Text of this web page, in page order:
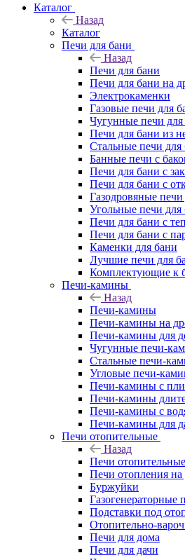
Каталог
Назад
Каталог
Печи для бани
Назад
Печи для бани
Печи для бани на
Электрокаменки
Газовые печи для
Чугунные печи для
Печи для бани из
Стальные печи для
Банные печи с
Печи для бани с
Печи для бани с
Газодровяные печи
Угольные печи для
Печи для бани с
Печи для бани с
Каменки для бани
Лучшие печи для
Комплектующие к
Печи-камины
Назад
Печи-камины
Печи-камины на
Печи-камины для
Чугунные печи-
Стальные печи-
Угловые печи-
Печи-камины с
Печи-камины
Печи-камины с
Печи-камины для
Печи отопительные
Назад
Печи отопительные
Печи отопления на
Буржуйки
Подставки под
Отопительно-
Печи для дома
Печи для дачи